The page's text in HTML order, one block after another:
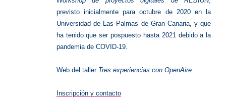
previsto inicialmente para octubre de 2020 en la
Universidad de Las Palmas de Gran Canaria, y que
ha tenido que ser pospuesto hasta 2021 debido a la
pandemia de COVID-19.
Web del taller Tres experiencias con OpenAire
Inscripción y contacto